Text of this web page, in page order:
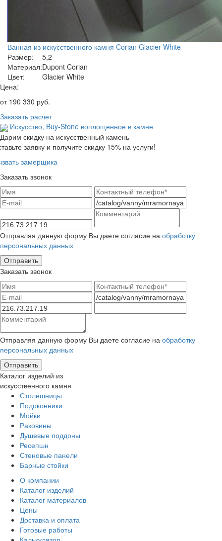
Ванная из искусственного камня Corian Glacier White
Размер:
5,2
Материал:Dupont Corian
Цвет:
Glacier White
Цена:
от 190 330 руб.
Заказать расчет
Искусство, Buy-Stone воплощенное в камне
Дарим скидку на искусственный камень
заявку и получите скидку 15% на услуги!
замерщика
Заказать звонок
Отправляя данную форму Вы даете согласие на обработку
персональных данных
Заказать звонок
Отправляя данную форму Вы даете согласие на обработку
персональных данных
Каталог изделий из
искусственного камня
Столешницы
Подоконники
Мойки
Раковины
Душевые поддоны
Ресепшн
Стеновые панели
Барные стойки
О компании
Каталог изделий
Каталог материалов
Цены
Доставка и оплата
Готовые работы